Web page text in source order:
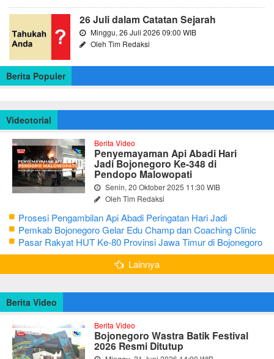
26 Juli dalam Catatan Sejarah
Minggu, 26 Juli 2026 09:00 WIB
Oleh Tim Redaksi
Berita Populer
Videotorial
Berita Video
Penyemayaman Api Abadi Hari
Jadi Bojonegoro Ke-348 di
Pendopo Malowopati
Senin, 20 Oktober 2025 11:30 WIB
Oleh Tim Redaksi
Prosesi Pengambilan Api Abadi Peringatan Hari Jadi
Bojonegoro Ke-348
Pemkab Bojonegoro Gelar Edu Champ dan Coaching Clinic
Seni Reog dan Jaranan
Pasar Rakyat HUT Ke-80 Provinsi Jawa Timur di Bojonegoro
Lainnya
Berita Video
Berita Video
Bojonegoro Wastra Batik Festival
2026 Resmi Ditutup